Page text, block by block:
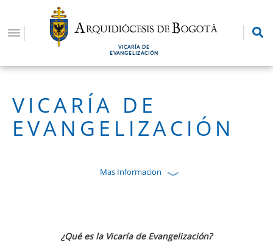
contenido
VICARÍA DE
EVANGELIZACIÓN
VICARÍA DE
EVANGELIZACIÓN
Mas Informacion
¿Qué es la Vicaría de Evangelización?